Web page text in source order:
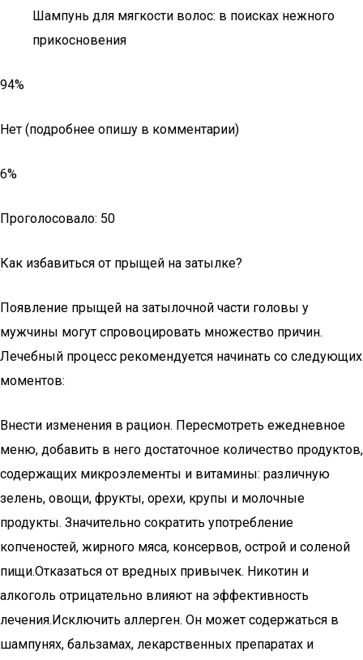
Шампунь для мягкости волос: в поисках нежного
прикосновения
94%
Нет (подробнее опишу в комментарии)
6%
Проголосовало: 50
Как избавиться от прыщей на затылке?
Появление прыщей на затылочной части головы у
мужчины могут спровоцировать множество причин.
Лечебный процесс рекомендуется начинать со следующих
моментов:
Внести изменения в рацион. Пересмотреть ежедневное
меню, добавить в него достаточное количество продуктов,
содержащих микроэлементы и витамины: различную
зелень, овощи, фрукты, орехи, крупы и молочные
продукты. Значительно сократить употребление
копченостей, жирного мяса, консервов, острой и соленой
пищи.Отказаться от вредных привычек. Никотин и
алкоголь отрицательно влияют на эффективность
лечения.Исключить аллерген. Он может содержаться в
шампунях, бальзамах, лекарственных препаратах и